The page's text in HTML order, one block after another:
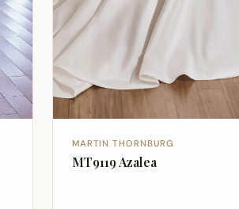
MARTIN THORNBURG
MT9119 Azalea